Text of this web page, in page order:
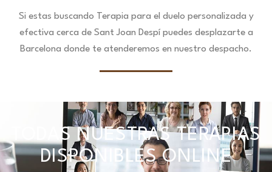
Si estas buscando Terapia para el duelo personalizada y
efectiva cerca de Sant Joan Despí puedes desplazarte a
Barcelona donde te atenderemos en nuestro despacho.
TODAS NUESTRAS TERAPIAS
DISPONIBLES ONLINE